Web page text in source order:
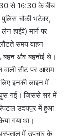
से 16:30 के बीच
पुलिस चौकी भटेवर,
हाईवे) मार्ग पर
लौटते समय वाहन
बहन और बहनोई थे।
सीट पर आराम
इनकी लाइन में
गई। जिससे सर में
उदयपुर में हुआ
गया था।
में उपचार के